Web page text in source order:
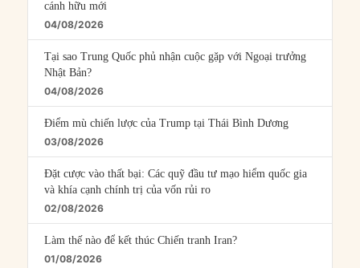
cánh hữu mới
04/08/2026
Tại sao Trung Quốc phủ nhận cuộc gặp với Ngoại trưởng
Nhật Bản?
04/08/2026
Điểm mù chiến lược của Trump tại Thái Bình Dương
03/08/2026
Đặt cược vào thất bại: Các quỹ đầu tư mạo hiểm quốc gia
và khía cạnh chính trị của vốn rủi ro
02/08/2026
Làm thế nào để kết thúc Chiến tranh Iran?
01/08/2026